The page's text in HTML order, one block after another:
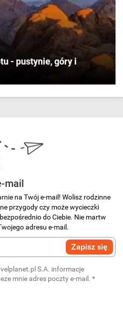
- pustynie, góry i
mail
na Twój e-mail! Wolisz rodzinne
przygody czy może wycieczki
do Ciebie. Nie martw
adresu e-mail.
Zapisz się
S.A. informacje
mnie adres poczty e-mail. *